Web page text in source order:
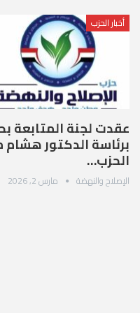
أخبار الحزب
عقدت لجنة المتابعة
برئاسة الدكتور
الحزب…
الإصلاح والنهضة مارس 2, 2026